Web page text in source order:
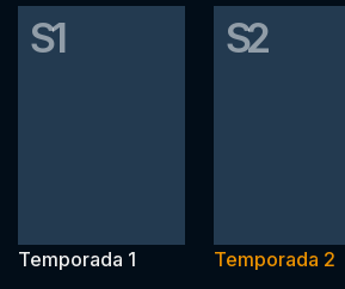
S1
Temporada 1
S2
Temporada 2